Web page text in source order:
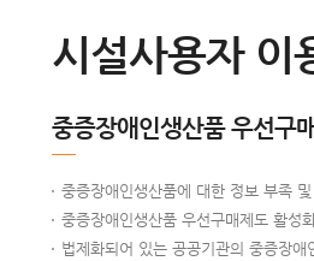
시설사용자 이
중증장애인생산품 우선구
중증장애인생산품에 대한 정보 부족
중증장애인생산품 우선구매제도 활성
법제화되어 있는 공공기관의 중증장